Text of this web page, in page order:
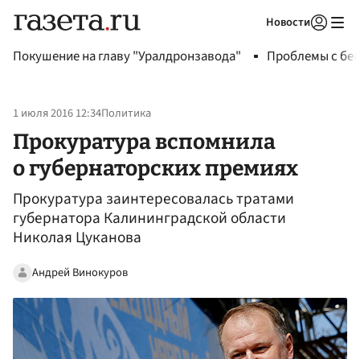
Новости
Покушение на главу "Уралдронзавода" Проблемы с
1 июля 2016 12:34Политика
Прокуратура вспомнила
о губернаторских премиях
Прокуратура заинтересовалась тратами
губернатора Калининградской области
Николая Цуканова
Андрей Винокуров